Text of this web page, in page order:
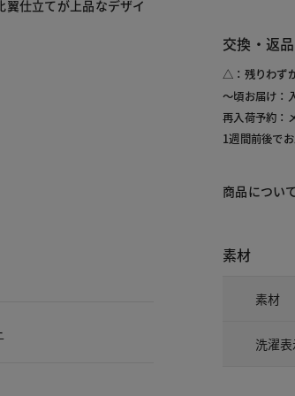
仕立てが上品なデザイ
交換・返
△：残りわず
～頃お届け：
再入荷予約：
1週間前後で
商品につい
素材
素材
洗濯表